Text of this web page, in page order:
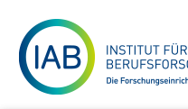
zum
Inhalt